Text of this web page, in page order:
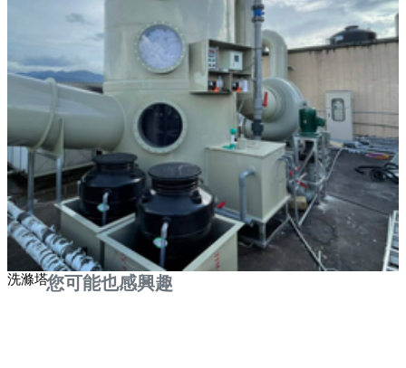
洗滌塔您可能也感興趣